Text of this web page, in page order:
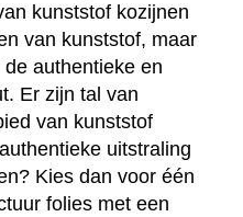
kunststof kozijnen
van kunststof, maar
authentieke en
Er zijn tal van
van kunststof
uitstraling
Kies dan voor één
folies met een